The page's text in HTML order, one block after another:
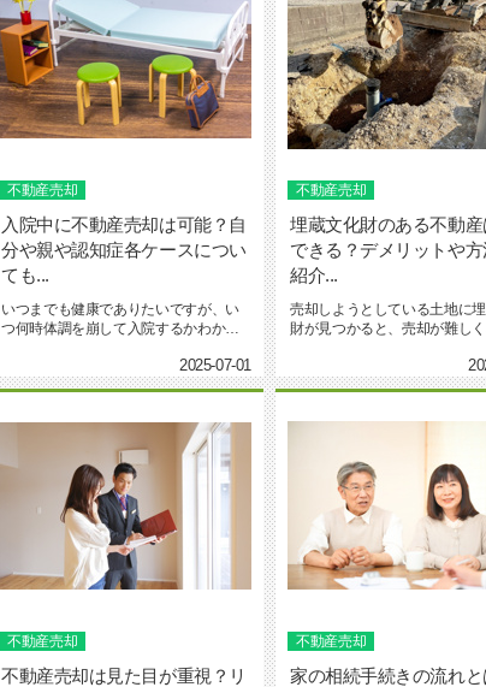
不動産売却
入院中に不動産売却は可能？自
分や親や認知症各ケースについ
ても...
いつまでも健康でありたいですが、い
つ何時体調を崩して入院するかわかり
2025-07-01
不動産売却
埋蔵文化財のある不動産
できる？デメリットや
紹介...
売却しようとしている土地に
財が見つかると、売却が難し
不動産売却
不動産売却は見た目が重視？リ
不動産売却
家の相続手続きの流れと